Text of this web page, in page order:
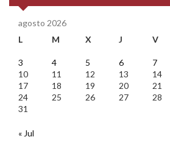
agosto 2026
L
M X J V
3
4 5 6 7
10
11 12 13 14
17
18 19 20 21
24
25 26 27 28
31
« Jul